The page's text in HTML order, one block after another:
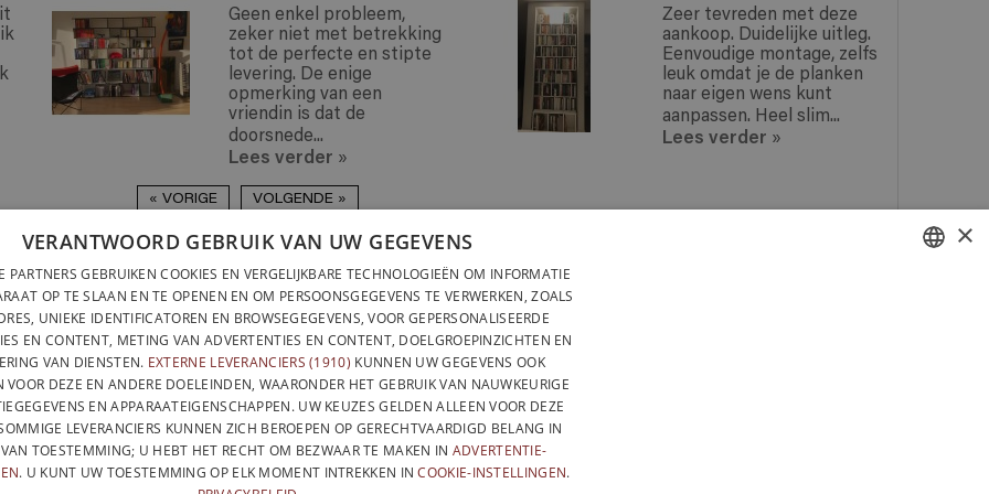
Geen enkel probleem,
zeker niet met betrekking
tot de perfecte en stipte
levering. De enige
opmerking van een
vriendin is dat de
doorsnede...
Lees verder »
Zeer tevreden met deze
aankoop. Duidelijke uitleg.
Eenvoudige montage, zelfs
leuk omdat je de planken
naar eigen wens kunt
aanpassen. Heel slim...
Lees verder »
« VORIGE VOLGENDE »
MONTAGE &
GEREEDSCHAP
LEVERING OVERAL IN
LEVERING OVERAL IN BELGIË
BINNEN TWEE WEKEN
SPRL/BVBA
BELGIË
+32 470 96 35 81
VOLLEDIG ONTWORPEN EN GEPRODUCEERD IN BELGIË
CONTACTEER ONS
PRIVACYBELEID
SITEMAP
×
VERANTWOORD GEBRUIK VAN UW GEGEVENS
PARTNERS GEBRUIKEN COOKIES EN VERGELIJKBARE TECHNOLOGIEËN OM INFORMATIE
OP TE SLAAN EN TE OPENEN EN OM PERSOONSGEGEVENS TE VERWERKEN, ZOALS
UNIEKE IDENTIFICATOREN EN BROWSEGEGEVENS, VOOR GEPERSONALISEERDE
EN CONTENT, METING VAN ADVERTENTIES EN CONTENT, DOELGROEPINZICHTEN EN
VAN DIENSTEN. EXTERNE LEVERANCIERS (1910) KUNNEN UW GEGEVENS OOK
VOOR DEZE EN ANDERE DOELEINDEN, WAARONDER HET GEBRUIK VAN NAUWKEURIGE
EN APPARAATEIGENSCHAPPEN. UW KEUZES GELDEN ALLEEN VOOR DEZE
LEVERANCIERS KUNNEN ZICH BEROEPEN OP GERECHTVAARDIGD BELANG IN
TOESTEMMING; U HEBT HET RECHT OM BEZWAAR TE MAKEN IN ADVERTENTIE-
. U KUNT UW TOESTEMMING OP ELK MOMENT INTREKKEN INCOOKIE-INSTELLINGEN.